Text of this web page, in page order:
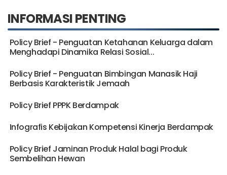
INFORMASI PENTING
Policy Brief - Penguatan Ketahanan Keluarga dalam
Menghadapi Dinamika Relasi Sosial...
Policy Brief - Penguatan Bimbingan Manasik Haji
Berbasis Karakteristik Jemaah
Policy Brief PPPK Berdampak
Infografis Kebijakan Kompetensi Kinerja Berdampak
Policy Brief Jaminan Produk Halal bagi Produk
Sembelihan Hewan